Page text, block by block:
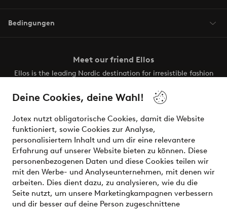
Deine Cookies, deine Wahl!
Jotex nutzt obligatorische Cookies, damit die Website
funktioniert, sowie Cookies zur Analyse,
personalisiertem Inhalt und um dir eine relevantere
Erfahrung auf unserer Website bieten zu können. Diese
personenbezogenen Daten und diese Cookies teilen wir
mit den Werbe- und Analyseunternehmen, mit denen wir
arbeiten. Dies dient dazu, zu analysieren, wie du die
Seite nutzt, um unsere Marketingkampagnen verbessern
und dir besser auf deine Person zugeschnittene
Bedingungen
Meet our friend Ellos
Ellos is the leading Nordic destination for irresistible fashion
the latest trends, curated to make finding your next look
effortless. It’s all here.
Visit Ellos
Sichere Zahlungen - Jetzt bezahlen oder aufteilen
Möchtest du mehr über unsere
Zahlungsmöglichkeitenerfahren?